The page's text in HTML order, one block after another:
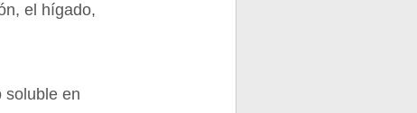
el hígado,
soluble en